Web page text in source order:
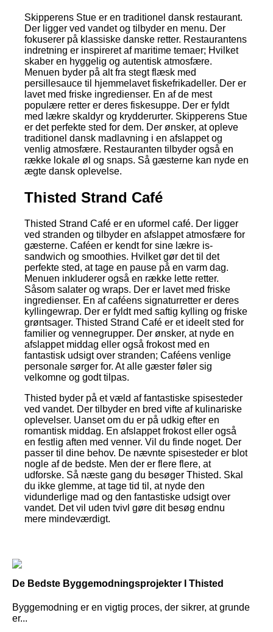
Skipperens Stue er en traditionel dansk restaurant.
Der ligger ved vandet og tilbyder en menu. Der
fokuserer på klassiske danske retter. Restaurantens
indretning er inspireret af maritime temaer; Hvilket
skaber en hyggelig og autentisk atmosfære.
Menuen byder på alt fra stegt flæsk med
persillesauce til hjemmelavet fiskefrikadeller. Der er
lavet med friske ingredienser. En af de mest
populære retter er deres fiskesuppe. Der er fyldt
med lækre skaldyr og krydderurter. Skipperens Stue
er det perfekte sted for dem. Der ønsker, at opleve
traditionel dansk madlavning i en afslappet og
venlig atmosfære. Restauranten tilbyder også en
række lokale øl og snaps. Så gæsterne kan nyde en
ægte dansk oplevelse.
Thisted Strand Café
Thisted Strand Café er en uformel café. Der ligger
ved stranden og tilbyder en afslappet atmosfære for
gæsterne. Caféen er kendt for sine lækre is-
sandwich og smoothies. Hvilket gør det til det
perfekte sted, at tage en pause på en varm dag.
Menuen inkluderer også en række lette retter.
Såsom salater og wraps. Der er lavet med friske
ingredienser. En af caféens signaturretter er deres
kyllingewrap. Der er fyldt med saftig kylling og friske
grøntsager. Thisted Strand Café er et ideelt sted for
familier og vennegrupper. Der ønsker, at nyde en
afslappet middag eller også frokost med en
fantastisk udsigt over stranden; Caféens venlige
personale sørger for. At alle gæster føler sig
velkomne og godt tilpas.
Thisted byder på et væld af fantastiske spisesteder
ved vandet. Der tilbyder en bred vifte af kulinariske
oplevelser. Uanset om du er på udkig efter en
romantisk middag. En afslappet frokost eller også
en festlig aften med venner. Vil du finde noget. Der
passer til dine behov. De nævnte spisesteder er blot
nogle af de bedste. Men der er flere flere, at
udforske. Så næste gang du besøger Thisted. Skal
du ikke glemme, at tage tid til, at nyde den
vidunderlige mad og den fantastiske udsigt over
vandet. Det vil uden tvivl gøre dit besøg endnu
mere mindeværdigt.
De Bedste Byggemodningsprojekter I Thisted
Byggemodning er en vigtig proces, der sikrer, at grunde
er...